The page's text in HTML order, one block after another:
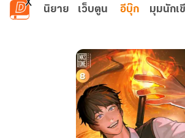
ข้ามไปยังเนื้อหาหลัก
นิยาย เว็บตูน อีบุ๊ก มุมนักเ